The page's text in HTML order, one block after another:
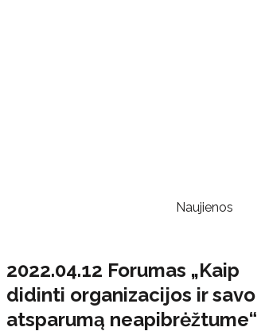
Naujienos
2022.04.12 Forumas „Kaip
didinti organizacijos ir savo
atsparumą neapibrėžtume“